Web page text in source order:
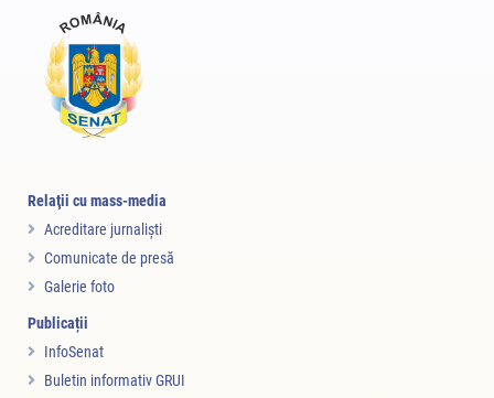
Relaţii cu mass-media
Acreditare jurnalişti
Comunicate de presă
Galerie foto
Publicații
InfoSenat
Buletin informativ GRUI